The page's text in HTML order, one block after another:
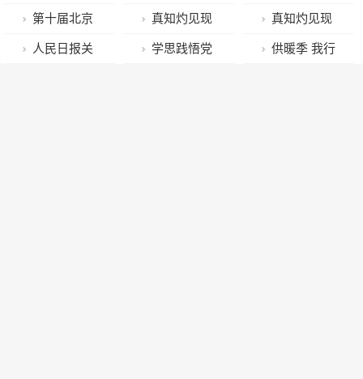
情防控责任 判文书，拘！ 通道进入主体
结构施工
店”年底收官
啦！
城际交通出行
预计大幅增长
南延开通在即
西土城站加紧
第十届北京
惠民文化消费
真知灼见现
场声丨省政协
真知灼见现
场声丨省政协
人民日报关 学思践悟党 供暖季 我行